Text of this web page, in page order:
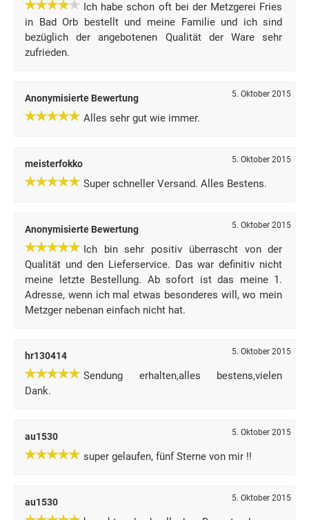
Ich habe schon oft bei der Metzgerei Fries
in Bad Orb bestellt und meine Familie und ich sind
bezüglich der angebotenen Qualität der Ware sehr
zufrieden.
Anonymisierte Bewertung 5. Oktober 2015
Alles sehr gut wie immer.
meisterfokko 5. Oktober 2015
Super schneller Versand. Alles Bestens.
Anonymisierte Bewertung 5. Oktober 2015
Ich bin sehr positiv überrascht von der
Qualität und den Lieferservice. Das war definitiv nicht
meine letzte Bestellung. Ab sofort ist das meine 1.
Adresse, wenn ich mal etwas besonderes will, wo mein
Metzger nebenan einfach nicht hat.
hr130414 5. Oktober 2015
Sendung erhalten,alles bestens,vielen
Dank.
au1530 5. Oktober 2015
super gelaufen, fünf Sterne von mir !!
au1530 5. Oktober 2015